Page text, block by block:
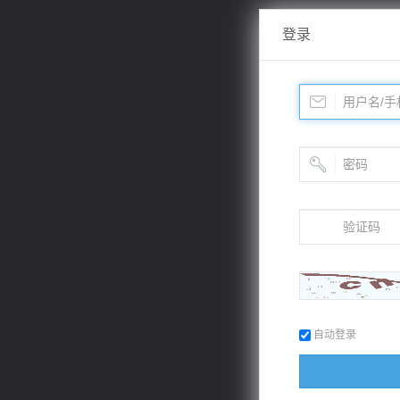
登录
自动登录